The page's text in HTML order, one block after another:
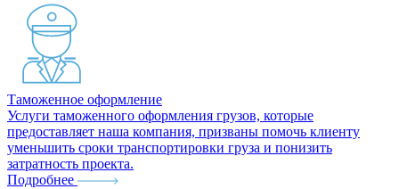
Таможенное оформление
Услуги таможенного оформления грузов, которые
предоставляет наша компания, призваны помочь клиенту
уменьшить сроки транспортировки груза и понизить
затратность проекта.
Подробнее